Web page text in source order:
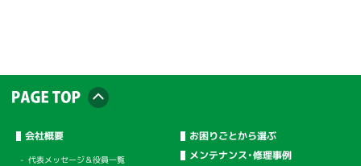
会社概要
代表メッセージ＆役員一覧
お困りごとから選ぶ
メンテナンス・修理事例